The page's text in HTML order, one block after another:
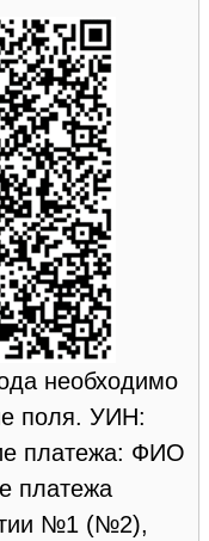
необходимо
поля. УИН:
платежа: ФИО
платежа
№1 (№2),